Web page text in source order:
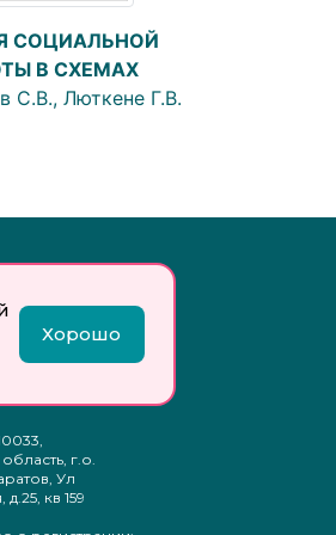
Хорошо
СОЦИАЛЬНОЙ
В СХЕМАХ
С.В., Люткене Г.В.
г.о.
Ул
кв 159